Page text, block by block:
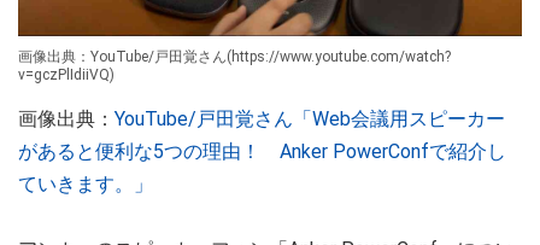
画像出典：YouTube/戸田覚さん(https://www.youtube.com/watch?
v=gczPlIdiiVQ)
画像出典： YouTube/戸田覚さん「Web会議用スピーカー
があると便利な5つの理由！ Anker PowerConfで紹介し
ていきます。」